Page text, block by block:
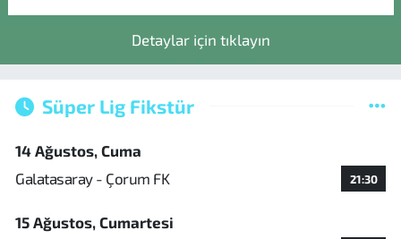
Detaylar için tıklayın
Süper Lig Fikstür
14 Ağustos, Cuma
Galatasaray - Çorum FK
21:30
15 Ağustos, Cumartesi